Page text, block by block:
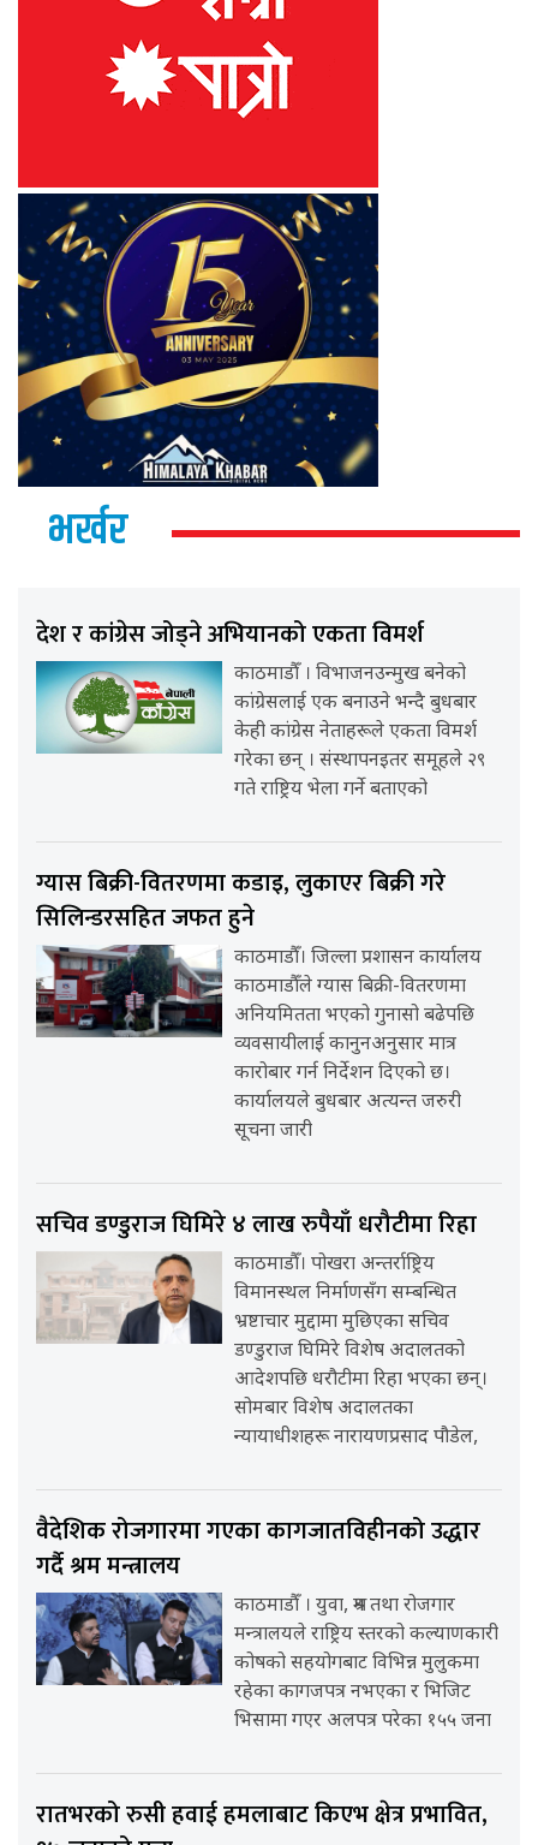
भर्खर
देश र कांग्रेस जोड्ने अभियानको एकता विमर्श
काठमाडौँ । विभाजनउन्मुख बनेको
कांग्रेसलाई एक बनाउने भन्दै बुधबार
केही कांग्रेस नेताहरूले एकता विमर्श
गरेका छन् । संस्थापनइतर समूहले २९
गते राष्ट्रिय भेला गर्ने बताएको
ग्यास बिक्री-वितरणमा कडाइ, लुकाएर बिक्री गरे
सिलिन्डरसहित जफत हुने
काठमाडौँ। जिल्ला प्रशासन कार्यालय
काठमाडौँले ग्यास बिक्री-वितरणमा
अनियमितता भएको गुनासो बढेपछि
व्यवसायीलाई कानुनअनुसार मात्र
कारोबार गर्न निर्देशन दिएको छ।
कार्यालयले बुधबार अत्यन्त जरुरी
सूचना जारी
सचिव डण्डुराज घिमिरे ४ लाख रुपैयाँ धरौटीमा रिहा
काठमाडौँ। पोखरा अन्तर्राष्ट्रिय
विमानस्थल निर्माणसँग सम्बन्धित
भ्रष्टाचार मुद्दामा मुछिएका सचिव
डण्डुराज घिमिरे विशेष अदालतको
आदेशपछि धरौटीमा रिहा भएका छन्।
सोमबार विशेष अदालतका
न्यायाधीशहरू नारायणप्रसाद पौडेल,
वैदेशिक रोजगारमा गएका कागजातविहीनको उद्धार
गर्दै श्रम मन्त्रालय
काठमाडौँ । युवा, श्रम तथा रोजगार
मन्त्रालयले राष्ट्रिय स्तरको कल्याणकारी
कोषको सहयोगबाट विभिन्न मुलुकमा
रहेका कागजपत्र नभएका र भिजिट
भिसामा गएर अलपत्र परेका १५५ जना
रातभरको रुसी हवाई हमलाबाट किएभ क्षेत्र प्रभावित,